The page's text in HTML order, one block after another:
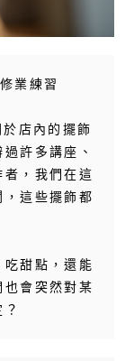
業練習
店內的擺飾
許多講座、
，我們在這
這些擺飾都
甜點，還能
會突然對某